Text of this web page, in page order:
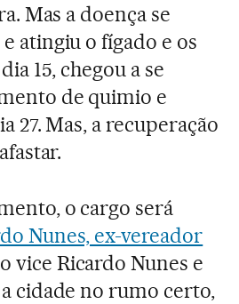
Mas a doença se
atingiu o fígado e os
15, chegou a se
de quimio e
27. Mas, a recuperação
o cargo será
Nunes, ex-vereador
vice Ricardo Nunes e
cidade no rumo certo,